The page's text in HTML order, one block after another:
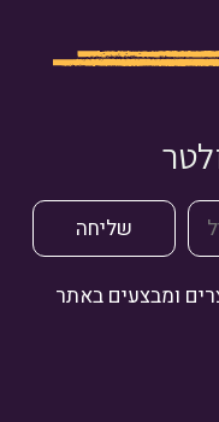
ומבצעים באתר